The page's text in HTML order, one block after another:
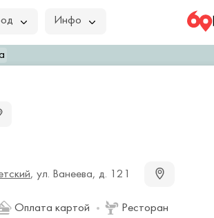
Инфо
, ул. Ванеева, д. 121
Оплата картой Ресторан